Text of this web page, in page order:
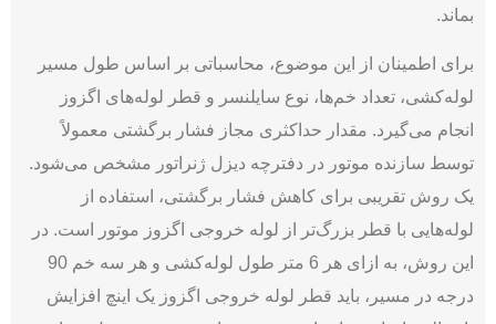
بماند.
برای اطمینان از این موضوع، محاسباتی بر اساس طول مسیر
لوله‌کشی، تعداد خم‌ها، نوع سایلنسر و قطر لوله‌های اگزوز
انجام می‌­گیرد. مقدار حداکثری مجاز فشار برگشتی معمولاً
توسط سازنده موتور در دفترچه دیزل ژنراتور مشخص می‌شود.
یک روش تقریبی برای کاهش فشار برگشتی، استفاده از
لوله‌هایی با قطر بزرگ‌تر از لوله خروجی اگزوز موتور است. در
این روش، به ازای هر 6 متر طول لوله‌کشی و هر سه خم 90
درجه در مسیر، باید قطر لوله خروجی اگزوز یک اینچ افزایش